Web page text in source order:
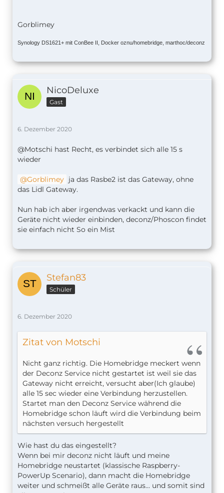
Gorblimey
Synology DS1621+ mit ConBee II, Docker oznu/homebridge, marthoc/deconz
NicoDeluxe
Gast
6. Dezember 2020
@Motschi hast Recht, es verbindet sich alle 15 s
wieder
Gorblimey ja das Rasbe2 ist das Gateway, ohne
das Lidl Gateway.
Nun hab ich aber irgendwas verkackt und kann die
Geräte nicht wieder einbinden, deconz/Phoscon findet
sie einfach nicht So ein Mist
Stefan83
Schüler
6. Dezember 2020
Zitat von Motschi
Nicht ganz richtig. Die Homebridge meckert wenn
der Deconz Service nicht gestartet ist weil sie das
Gateway nicht erreicht, versucht aber(Ich glaube)
alle 15 sec wieder eine Verbindung herzustellen.
Startet man den Deconz Service während die
Homebridge schon läuft wird die Verbindung beim
nächsten versuch hergestellt
Wie hast du das eingestellt?
Wenn bei mir deconz nicht läuft und meine
Homebridge neustartet (klassische Raspberry-
PowerUp Scenario), dann macht die Homebridge
weiter und schmeißt alle Geräte raus... und somit sind